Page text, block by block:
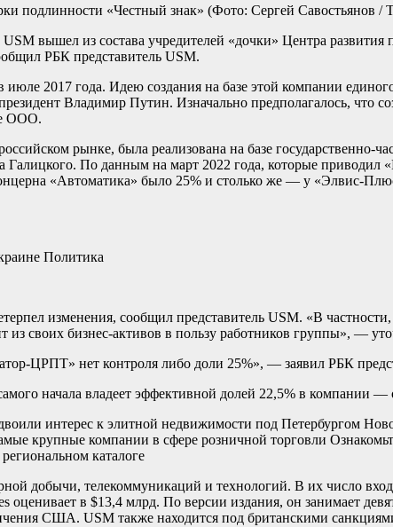
подлинности «Честный знак» (Фото: Сергей Савостьянов /
вышел из состава учредителей «дочки» Центра
РБК представитель USM.
2017 года. Идею создания на базе этой компании единого
Владимир Путин. Изначально предполагалось, что
ООО.
рынке, была реализована на базе государственно-
Галицкого. По данным на март 2022 года, которые
«Автоматика» было 25% и столько же — у «Элвис-
Политика
изменения, сообщил представитель USM. «В
своих бизнес-активов в пользу работников группы», —
ЦРПТ» нет контроля либо доли 25%», — заявил РБК
начала владеет эффективной долей 22,5% в компании
интерес к элитной недвижимости под Петербургом
крупные компании в сфере розничной торговли
каталоге
добычи, телекоммуникаций и технологий. В их число
оценивает в $13,4 млрд. По версии издания, он занимает
США. USM также находится под британскими